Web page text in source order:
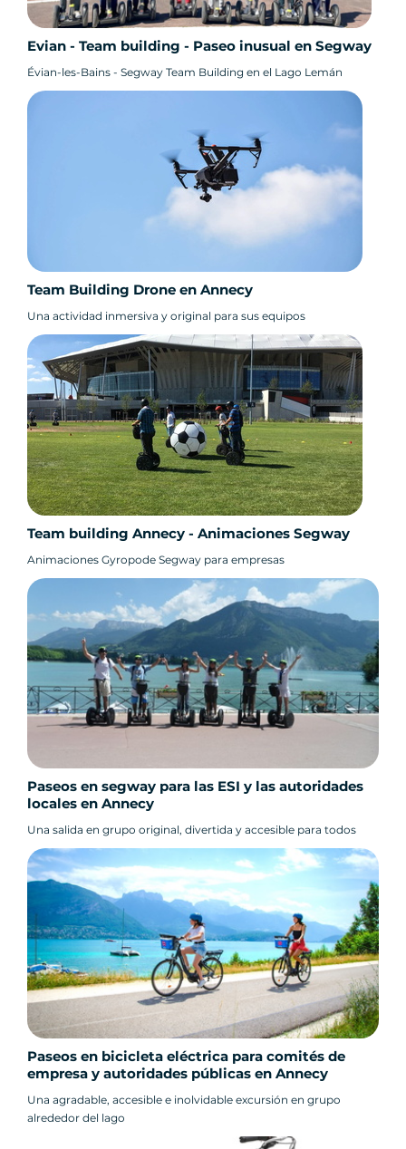
Evian - Team building - Paseo inusual en Segway
Évian-les-Bains - Segway Team Building en el Lago Lemán
Team Building Drone en Annecy
Una actividad inmersiva y original para sus equipos
Team building Annecy - Animaciones Segway
Animaciones Gyropode Segway para empresas
Paseos en segway para las ESI y las autoridades
locales en Annecy
Una salida en grupo original, divertida y accesible para todos
Paseos en bicicleta eléctrica para comités de
empresa y autoridades públicas en Annecy
Una agradable, accesible e inolvidable excursión en grupo
alrededor del lago